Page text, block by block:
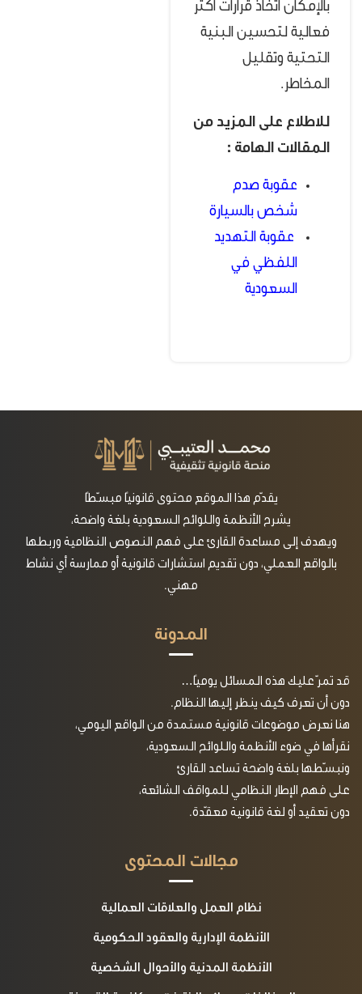
بالإمكان اتخاذ قرارات أكثر
فعالية لتحسين البنية
التحتية وتقليل
المخاطر.
للاطلاع على المزيد من
المقالات الهامة :
عقوبة صدم
شخص بالسيارة
عقوبة التهديد
اللفظي في
السعودية
يقدّم هذا الموقع محتوى قانونيًا مبسّطًا
يشرح الأنظمة واللوائح السعودية بلغة واضحة،
ويهدف إلى مساعدة القارئ على فهم النصوص النظامية وربطها
بالواقع العملي، دون تقديم استشارات قانونية أو ممارسة أي نشاط
مهني.
المدونة
قد تمرّ عليك هذه المسائل يوميًا…
دون أن تعرف كيف ينظر إليها النظام.
هنا نعرض موضوعات قانونية مستمدة من الواقع اليومي،
نقرأها في ضوء الأنظمة واللوائح السعودية،
ونبسّطها بلغة واضحة تساعد القارئ
على فهم الإطار النظامي للمواقف الشائعة،
دون تعقيد أو لغة قانونية معقّدة.
مجالات المحتوى
نظام العمل والعلاقات العمالية
الأنظمة الإدارية والعقود الحكومية
الأنظمة المدنية والأحوال الشخصية